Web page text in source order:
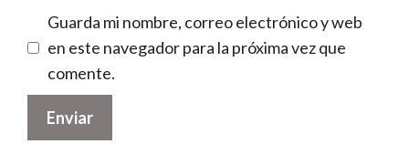
Guarda mi nombre, correo electrónico y web
en este navegador para la próxima vez que
comente.